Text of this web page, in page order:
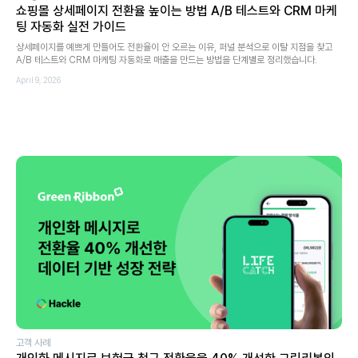
쇼핑몰 상세페이지 전환율 높이는 방법 A/B 테스트와 CRM 마케
팅 자동화 실전 가이드
상세페이지를 예쁘게 만들어도 전환율이 안 오르는 이유, 퍼널 분석으로 이탈 지점을 찾고
A/B 테스트와 CRM 마케팅 자동화로 매출을 만드는 방법을 단계별로 정리했습니다.
April 9, 2026
고객 사례